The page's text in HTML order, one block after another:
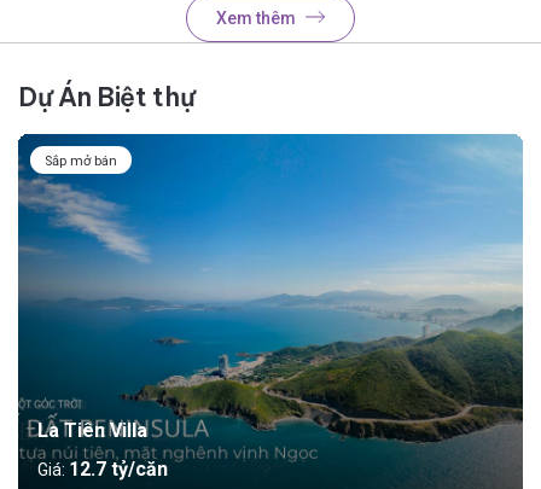
Xem thêm
Dự Án Biệt thự
Sắp mở bán
La Tiên Villa
Giá: 12.7 tỷ/căn